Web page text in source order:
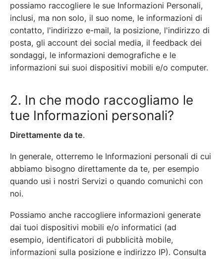
possiamo raccogliere le sue Informazioni Personali,
inclusi, ma non solo, il suo nome, le informazioni di
contatto, l'indirizzo e-mail, la posizione, l'indirizzo di
posta, gli account dei social media, il feedback dei
sondaggi, le informazioni demografiche e le
informazioni sui suoi dispositivi mobili e/o computer.
2. In che modo raccogliamo le
tue Informazioni personali?
Direttamente da te.
In generale, otterremo le Informazioni personali di cui
abbiamo bisogno direttamente da te, per esempio
quando usi i nostri Servizi o quando comunichi con
noi.
Possiamo anche raccogliere informazioni generate
dai tuoi dispositivi mobili e/o informatici (ad
esempio, identificatori di pubblicità mobile,
informazioni sulla posizione e indirizzo IP). Consulta